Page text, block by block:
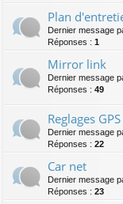
Plan
Dernier message
Réponses : 1
Mirror link
Dernier message
Réponses : 49
Reglages
Dernier message
Réponses : 22
Car net
Dernier message
Réponses : 23